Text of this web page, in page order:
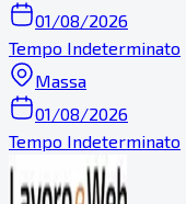
01/08/2026
Tempo Indeterminato
Massa
01/08/2026
Tempo Indeterminato